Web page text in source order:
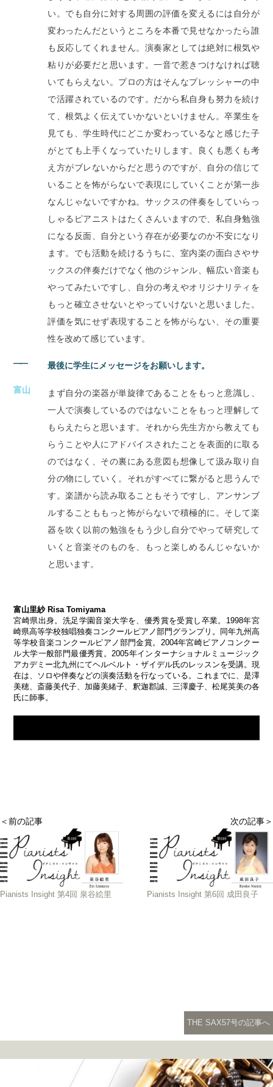
い。でも自分に対する周囲の評価を変えるには自分が
変わったんだというところを本番で見せなかったら誰
も反応してくれません。演奏家としては絶対に根気や
粘りが必要だと思います。一音で惹きつけなければ聴
いてもらえない。プロの方はそんなプレッシャーの中
で活躍されているのです。だから私自身も努力を続け
て、根気よく伝えていかないといけません。卒業生を
見ても、学生時代にどこか変わっているなと感じた子
がとても上手くなっていたりします。良くも悪くも考
え方がブレないからだと思うのですが、自分の信じて
いることを怖がらないで表現にしていくことが第一歩
なんじゃないですかね。サックスの伴奏をしていらっ
しゃるピアニストはたくさんいますので、私自身勉強
になる反面、自分という存在が必要なのか不安になり
ます。でも活動を続けるうちに、室内楽の面白さやサ
ックスの伴奏だけでなく他のジャンル、幅広い音楽も
やってみたいですし、自分の考えやオリジナリティを
もっと確立させないとやっていけないと思いました。
評価を気にせず表現することを怖がらない、その重要
性を改めて感じています。
―― 最後に学生にメッセージをお願いします。
富山
まず自分の楽器が単旋律であることをもっと意識し、
一人で演奏しているのではないことをもっと理解して
もらえたらと思います。それから先生方から教えても
らうことや人にアドバイスされたことを表面的に取る
のではなく、その裏にある意図も想像して汲み取り自
分の物にしていく。それがすべてに繋がると思うんで
す。楽譜から読み取ることもそうですし、アンサンブ
ルすることももっと怖がらないで積極的に。そして楽
器を吹く以前の勉強をもう少し自分でやって研究して
いくと音楽そのものを、もっと楽しめるんじゃないか
と思います。
富山里紗 Risa Tomiyama
宮崎県出身。洗足学園音楽大学を、優秀賞を受賞し卒業。1998年宮
崎県高等学校独唱独奏コンクールピアノ部門グランプリ。同年九州高
等学校音楽コンクールピアノ部門金賞。2004年宮崎ピアノコンクー
ル大学一般部門最優秀賞。2005年インターナショナルミュージック
アカデミー北九州にてヘルベルト・ザイデル氏のレッスンを受講。現
在は、ソロや伴奏などの演奏活動を行なっている。これまでに、是澤
美穂、斎藤美代子、加藤美緒子、釈迦郡誠、三澤慶子、松尾英美の各
氏に師事。
＜前の記事
Pianists Insight 第4回 泉谷絵里
次の記事＞
Pianists Insight 第6回 成田良子
THE SAX57号の記事へ